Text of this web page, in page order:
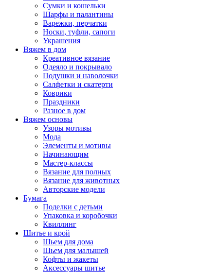
Сумки и кошельки
Шарфы и палантины
Варежки, перчатки
Носки, туфли, сапоги
Украшения
Вяжем в дом
Креативное вязание
Одеяло и покрывало
Подушки и наволочки
Салфетки и скатерти
Коврики
Праздники
Разное в дом
Вяжем основы
Узоры мотивы
Мода
Элементы и мотивы
Начинающим
Мастер-классы
Вязание для полных
Вязание для животных
Авторские модели
Бумага
Поделки с детьми
Упаковка и коробочки
Квиллинг
Шитье и крой
Шьем для дома
Шьем для малышей
Кофты и жакеты
Аксессуары шитье